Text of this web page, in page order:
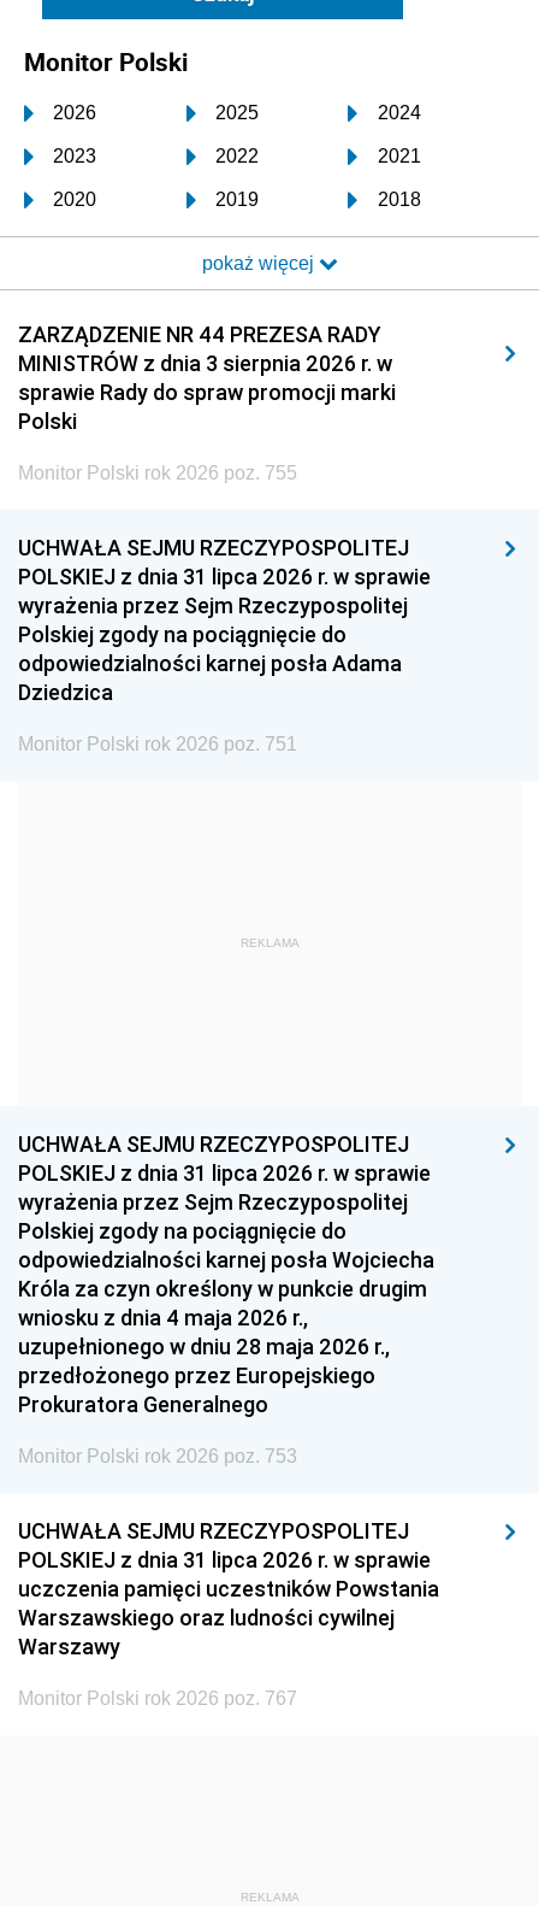
Monitor Polski
2026 2025 2024
2023 2022 2021
2020 2019 2018
2017 2016 2015
2014 2013 2012
2011 2010 2009
2008 2007 2006
2005
1996 1995 1994
1993 1992 1991
1990 1989
1987 1986 1985
1968
1954 1953 1952
1951 1950 1949
1948 1947
1939 1938 1937
1936 1930
pokaż więcej
ZARZĄDZENIE NR 44 PREZESA RADY
MINISTRÓW z dnia 3 sierpnia 2026 r. w
sprawie Rady do spraw promocji marki
Polski
Monitor Polski rok 2026 poz. 755
UCHWAŁA SEJMU RZECZYPOSPOLITEJ
POLSKIEJ z dnia 31 lipca 2026 r. w sprawie
wyrażenia przez Sejm Rzeczypospolitej
Polskiej zgody na pociągnięcie do
odpowiedzialności karnej posła Adama
Dziedzica
Monitor Polski rok 2026 poz. 751
REKLAMA
UCHWAŁA SEJMU RZECZYPOSPOLITEJ
POLSKIEJ z dnia 31 lipca 2026 r. w sprawie
wyrażenia przez Sejm Rzeczypospolitej
Polskiej zgody na pociągnięcie do
odpowiedzialności karnej posła Wojciecha
Króla za czyn określony w punkcie drugim
wniosku z dnia 4 maja 2026 r.,
uzupełnionego w dniu 28 maja 2026 r.,
przedłożonego przez Europejskiego
Prokuratora Generalnego
Monitor Polski rok 2026 poz. 753
UCHWAŁA SEJMU RZECZYPOSPOLITEJ
POLSKIEJ z dnia 31 lipca 2026 r. w sprawie
uczczenia pamięci uczestników Powstania
Warszawskiego oraz ludności cywilnej
Warszawy
Monitor Polski rok 2026 poz. 767
REKLAMA